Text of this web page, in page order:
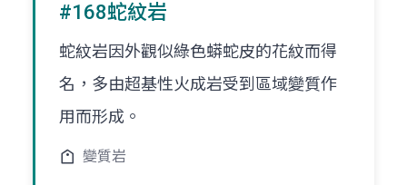
#168蛇紋岩
蛇紋岩因外觀似綠色蟒蛇皮的花紋而得
名，多由超基性火成岩受到區域變質作
用而形成。
變質岩